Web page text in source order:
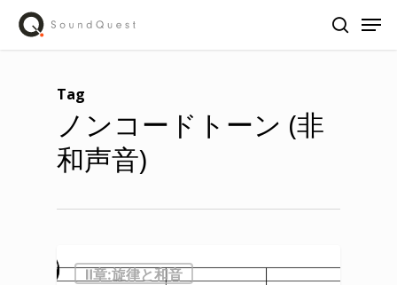
Skip
search
Tag
ノンコードトーン (非
和声音)
Ⅱ章:旋律と和音